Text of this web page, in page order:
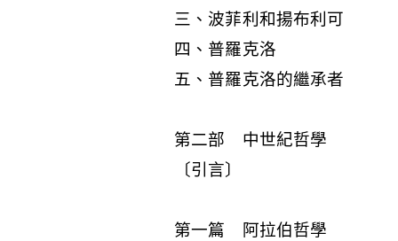
三、波菲利和揚布利可
四、普羅克洛
五、普羅克洛的繼承者
第二部 中世紀哲學
〔引言〕
第一篇 阿拉伯哲學